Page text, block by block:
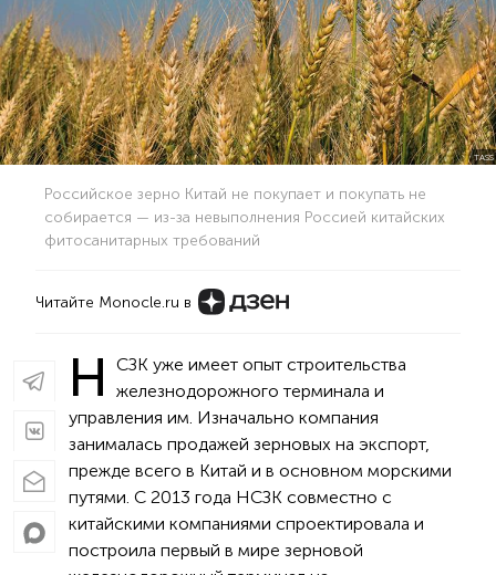
TASS
Российское зерно Китай не покупает и покупать не
собирается — из-за невыполнения Россией китайских
фитосанитарных требований
Читайте Monocle.ru в
Н
СЗК уже имеет опыт строительства
железнодорожного терминала и
управления им. Изначально компания
занималась продажей зерновых на экспорт,
прежде всего в Китай и в основном морскими
путями. С 2013 года НСЗК совместно с
китайскими компаниями спроектировала и
построила первый в мире зерновой